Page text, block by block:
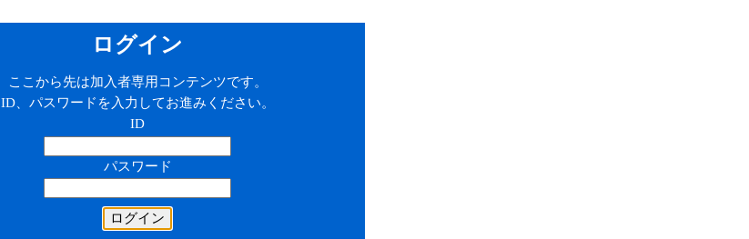
ログイン
ここから先は加入者専用コンテンツです。
ID、パスワードを入力してお進みください。
ID
パスワード